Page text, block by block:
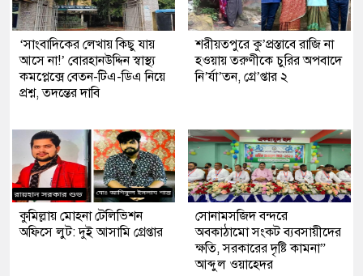
‘সাংবাদিকের লেখায় কিছু যায়
আসে না!’ বোরহানউদ্দিন স্বাস্থ্য
কমপ্লেক্সে বেতন-টিএ-ডিএ নিয়ে
প্রশ্ন, তদন্তের দাবি
শরীয়তপুরে কু’প্রস্তাবে রাজি না
হওয়ায় তরুণীকে চুরির অপবাদে
নি’র্যা’তন, গ্রে’প্তার ২
কুমিল্লায় মোহনা টেলিভিশন
অফিসে লুট: দুই আসামি গ্রেপ্তার
সোনামসজিদ বন্দরে
অবকাঠামো সংকট ব্যবসায়ীদের
ক্ষতি, সরকারের দৃষ্টি কামনা”
আব্দুল ওয়াহেদর